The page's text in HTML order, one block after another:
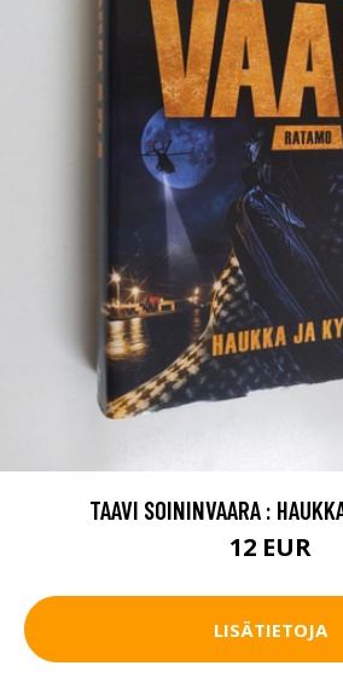
TAAVI SOININVAARA :
12 EUR
LISÄTIETOJA